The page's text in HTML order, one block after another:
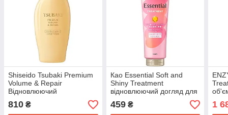
Shiseido Tsubaki Premium
Volume & Repair
Відновлюючий
кондиціонер для об'єму
волосся, 450 мл
810 ₴
Као Essential Soft and
Shiny Treatment
відновлюючий догляд для
волосся для об'єму та
блиску, 250 г
459₴
270
1